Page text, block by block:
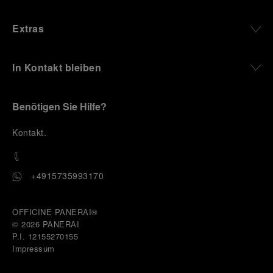
Extras
In Kontakt bleiben
Benötigen Sie Hilfe?
Kontakt.
+4915735993170
OFFICINE PANERAI®
© 2026 PANERAI
P.I. 12155270155
Impressum